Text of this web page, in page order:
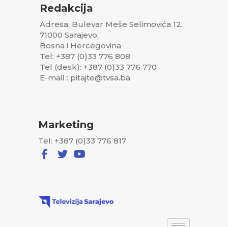
Redakcija
Adresa: Bulevar Meše Selimovića 12,
71000 Sarajevo,
Bosna i Hercegovina
Tel: +387 (0)33 776 808
Tel (desk): +387 (0)33 776 770
E-mail : pitajte@tvsa.ba
Marketing
Tel: +387 (0)33 776 817